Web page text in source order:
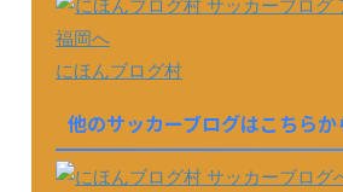
にほんブログ村
他のサッカーブログはこちらか